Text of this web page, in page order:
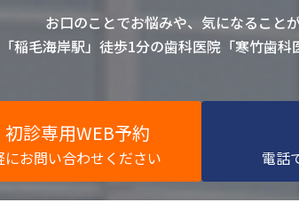
お口のことでお悩みや、気になることが
稲毛海岸駅」徒歩1分の歯科医院「寒竹歯科
初診専用WEB予約
にお問い合わせください 電話